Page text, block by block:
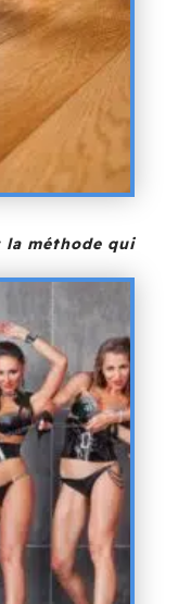
méthode qui